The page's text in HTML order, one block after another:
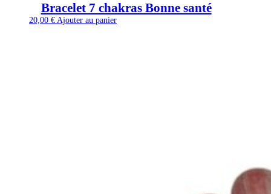
Bracelet 7 chakras Bonne santé
20,00 € Ajouter au panier